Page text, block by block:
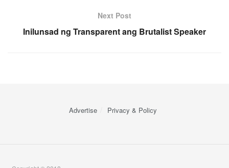
Next Post
Inilunsad ng Transparent ang Brutalist Speaker
Advertise Privacy & Policy